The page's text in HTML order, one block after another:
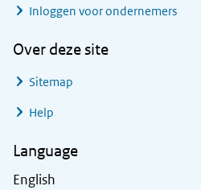
Inloggen voor ondernemers
Over deze site
Sitemap
Help
Language
English